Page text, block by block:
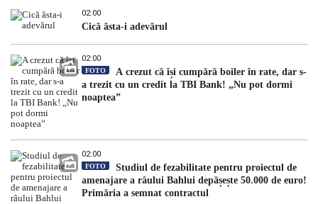
02:00
Cică ăsta-i adevărul
02:00
FOTO
A crezut că își cumpără boiler în rate, dar s-
a trezit cu un credit la TBI Bank! „Nu pot dormi
noaptea”
02:00
FOTO
Studiul de fezabilitate pentru proiectul de
amenajare a râului Bahlui depășește 50.000 de euro!
Primăria a semnat contractul